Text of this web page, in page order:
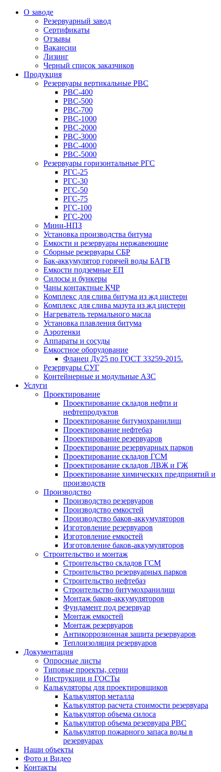
О заводе
Резервуарный завод
Сертификаты
Отзывы
Вакансии
Лизинг
Черный список заказчиков
Продукция
Резервуары вертикальные РВС
РВС-400
РВС-500
РВС-700
РВС-1000
РВС-2000
РВС-3000
РВС-4000
РВС-5000
Резервуары горизонтальные РГС
РГС-25
РГС-30
РГС-50
РГС-75
РГС-100
РГС-200
Мини-НПЗ
Установка производства битума
Емкости и резервуары нержавеющие
Сборные резервуары СБР
Бак-аккумулятор горячей воды БАГВ
Емкости подземные ЕП
Силосы и бункеры
Чаны контактные КЧР
Комплекс для слива битума из жд цистерн
Комплекс для слива мазута из жд цистерн
Нагреватель термального масла
Установка плавления битума
Аэротенки
Аппараты и сосуды
Емкостное оборудование
Фланец Ду25 по ГОСТ 33259-2015.
Резервуары СУГ
Контейнерные и модульные АЗС
Услуги
Проектирование
Проектирование складов нефти и
нефтепродуктов
Проектирование битумохранилищ
Проектирование нефтебаз
Проектирование резервуаров
Проектирование резервуарных парков
Проектирование складов ГСМ
Проектирование складов ЛВЖ и ГЖ
Проектирование химических предприятий и
производств
Производство
Производство резервуаров
Производство емкостей
Производство баков-аккумуляторов
Изготовление резервуаров
Изготовление емкостей
Изготовление баков-аккумуляторов
Строительство и монтаж
Строительство складов ГСМ
Строительство резервуарных парков
Строительство нефтебаз
Строительство битумохранилищ
Монтаж баков-аккумуляторов
Фундамент под резервуар
Монтаж емкостей
Монтаж резервуаров
Антикоррозионная защита резервуаров
Теплоизоляция резервуаров
Документация
Опросные листы
Типовые проекты, серии
Инструкции и ГОСТы
Калькуляторы для проектировщиков
Калькулятор металла
Калькулятор расчета стоимости резервуара
Калькулятор объема силоса
Калькулятор объема резервуара РВС
Калькулятор пожарного запаса воды в
резервуарах
Наши объекты
Фото и Видео
Контакты